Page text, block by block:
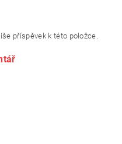
příspěvek k této položce.